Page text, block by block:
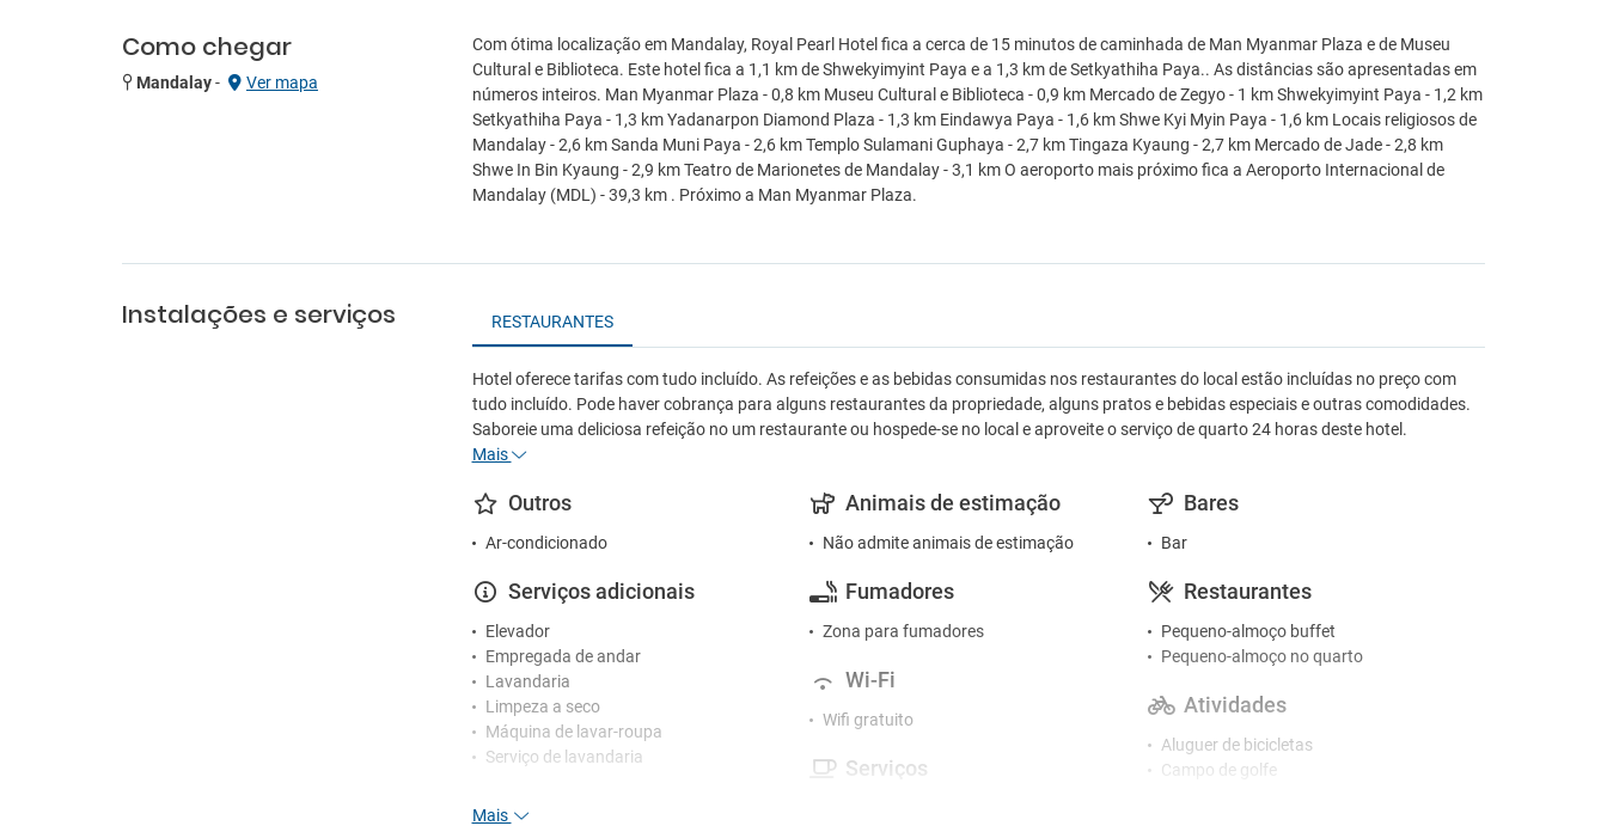
Como chegar
Mandalay- Ver mapa
Com ótima localização em Mandalay, Royal Pearl Hotel fica a cerca de 15 minutos de caminhada de Man Myanmar Plaza e de Museu
Cultural e Biblioteca. Este hotel fica a 1,1 km de Shwekyimyint Paya e a 1,3 km de Setkyathiha Paya.. As distâncias são apresentadas em
números inteiros. Man Myanmar Plaza - 0,8 km Museu Cultural e Biblioteca - 0,9 km Mercado de Zegyo - 1 km Shwekyimyint Paya - 1,2 km
Setkyathiha Paya - 1,3 km Yadanarpon Diamond Plaza - 1,3 km Eindawya Paya - 1,6 km Shwe Kyi Myin Paya - 1,6 km Locais religiosos de
Mandalay - 2,6 km Sanda Muni Paya - 2,6 km Templo Sulamani Guphaya - 2,7 km Tingaza Kyaung - 2,7 km Mercado de Jade - 2,8 km
Shwe In Bin Kyaung - 2,9 km Teatro de Marionetes de Mandalay - 3,1 km O aeroporto mais próximo fica a Aeroporto Internacional de
Mandalay (MDL) - 39,3 km . Próximo a Man Myanmar Plaza.
Instalações e serviços RESTAURANTES
Hotel oferece tarifas com tudo incluído. As refeições e as bebidas consumidas nos restaurantes do local estão incluídas no preço com
tudo incluído. Pode haver cobrança para alguns restaurantes da propriedade, alguns pratos e bebidas especiais e outras comodidades.
Saboreie uma deliciosa refeição no um restaurante ou hospede-se no local e aproveite o serviço de quarto 24 horas deste hotel.
Mais
Outros
Ar-condicionado
Serviços adicionais
Elevador
Empregada de andar
Lavandaria
Limpeza a seco
Máquina de lavar-roupa
Serviço de lavandaria
Animais de estimação
Não admite animais de estimação
Fumadores
Zona para fumadores
Wi-Fi
Wifi gratuito
Serviços
Bares
Bar
Restaurantes
Pequeno-almoço buffet
Pequeno-almoço no quarto
Atividades
Aluguer de bicicletas
Campo de golfe
Mais